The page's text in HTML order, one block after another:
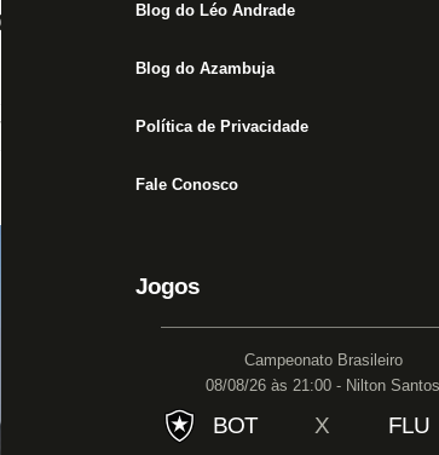
Blog do Léo Andrade
Blog do Azambuja
Política de Privacidade
Fale Conosco
Jogos
Campeonato Brasileiro
08/08/26 às 21:00 - Nilton Santos
BOT X FLU
carga dos titulares para evitar
às 14:22